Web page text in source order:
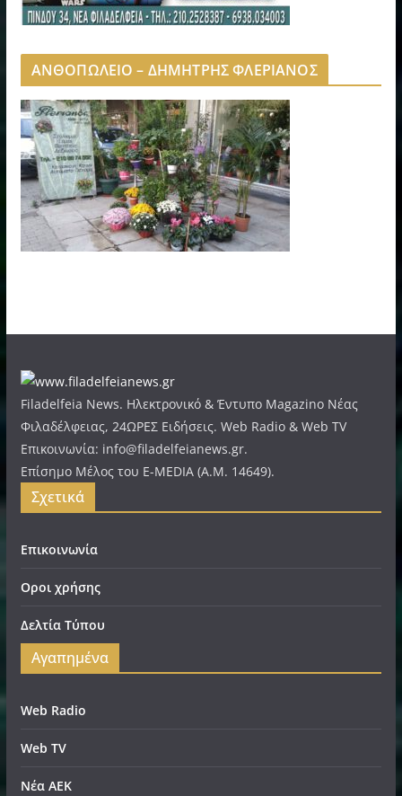
ΑΝΘΟΠΩΛΕΙΟ – ΔΗΜΗΤΡΗΣ ΦΛΕΡΙΑΝΟΣ
Filadelfeia News. Ηλεκτρονικό & Έντυπο Magazino Νέας
Φιλαδέλφειας, 24ΩΡΕΣ Ειδήσεις. Web Radio & Web TV
Επικοινωνία: info@filadelfeianews.gr.
Επίσημο Μέλος του E-MEDIA (A.M. 14649).
Σχετικά
Επικοινωνία
Οροι χρήσης
Δελτία Τύπου
Αγαπημένα
Web Radio
Web TV
Νέα ΑΕΚ